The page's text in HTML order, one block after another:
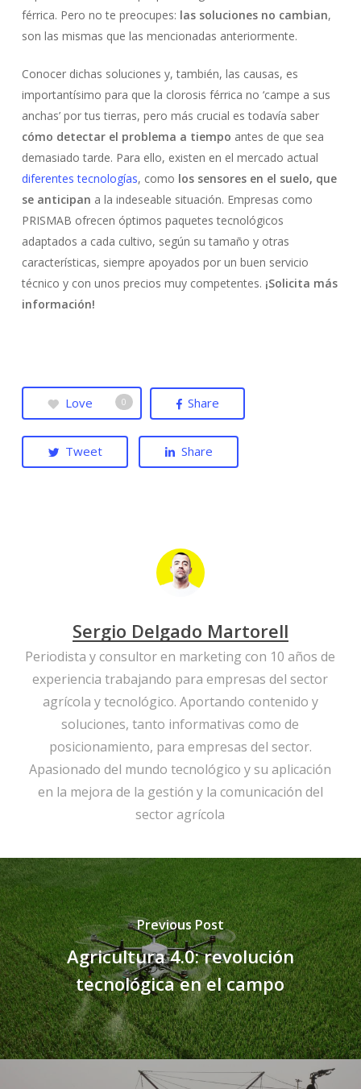
férrica. Pero no te preocupes: las soluciones no cambian,
son las mismas que las mencionadas anteriormente.
Conocer dichas soluciones y, también, las causas, es
importantísimo para que la clorosis férrica no ‘campe a sus
anchas’ por tus tierras, pero más crucial es todavía saber
cómo detectar el problema a tiempo antes de que sea
demasiado tarde. Para ello, existen en el mercado actual
diferentes tecnologías, como los sensores en el suelo, que
se anticipan a la indeseable situación. Empresas como
PRISMAB ofrecen óptimos paquetes tecnológicos
adaptados a cada cultivo, según su tamaño y otras
características, siempre apoyados por un buen servicio
técnico y con unos precios muy competentes. ¡Solicita más
información!
Love 0 Share
Tweet Share
Sergio Delgado Martorell
Periodista y consultor en marketing con 10 años de
experiencia trabajando para empresas del sector
agrícola y tecnológico. Aportando contenido y
soluciones, tanto informativas como de
posicionamiento, para empresas del sector.
Apasionado del mundo tecnológico y su aplicación
en la mejora de la gestión y la comunicación del
sector agrícola
Previous Post
Agricultura 4.0: revolución
tecnológica en el campo